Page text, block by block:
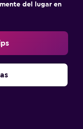
del lugar en